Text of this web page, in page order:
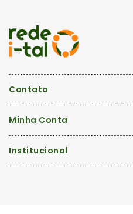
Contato
Minha Conta
Institucional